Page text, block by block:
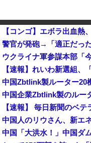
【コンゴ】エボラ出血
【速報】れいわ新選組、
【速報】 毎日新聞のベ